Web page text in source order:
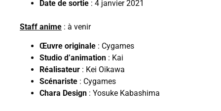
Date de sortie : 4 janvier 2021
Staff anime : à venir
Œuvre originale : Cygames
Studio d’animation : Kai
Réalisateur : Kei Oikawa
Scénariste : Cygames
Chara Design : Yosuke Kabashima